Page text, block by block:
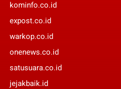
kominfo.co.id
expost.co.id
warkop.co.id
onenews.co.id
satusuara.co.id
jejakbaik.id